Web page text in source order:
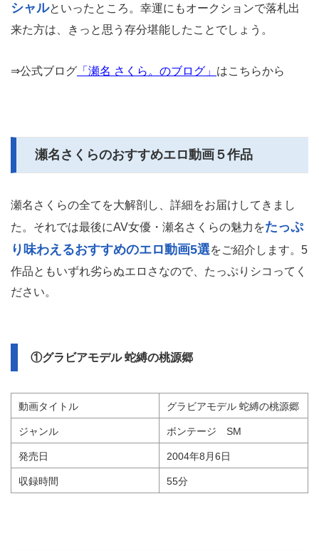
シャルといったところ。幸運にもオークションで落札出
来た方は、きっと思う存分堪能したことでしょう。
⇒公式ブログ 「瀬名 さくら。のブログ」 はこちらから
瀬名さくらのおすすめエロ動画５作品
瀬名さくらの全てを大解剖し、詳細をお届けしてきまし
た。それでは最後にAV女優・瀬名さくらの魅力をたっぷ
り味わえるおすすめのエロ動画5選をご紹介します。5
作品ともいずれ劣らぬエロさなので、たっぷりシコってく
ださい。
①グラビアモデル 蛇縛の桃源郷
動画タイトル グラビアモデル 蛇縛の桃源郷
ジャンル ボンテージ SM
発売日 2004年8月6日
収録時間 55分